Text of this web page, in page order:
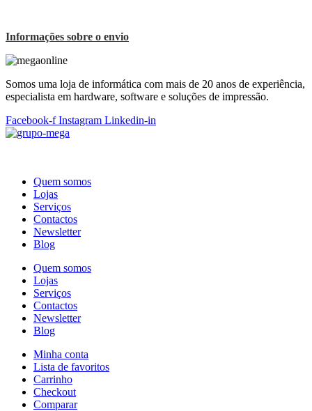
Informações sobre o envio
Somos uma loja de informática com mais de 20 anos de experiência,
especialista em hardware, software e soluções de impressão.
Facebook-f Instagram Linkedin-in
Quem somos
Lojas
Serviços
Contactos
Newsletter
Blog
Quem somos
Lojas
Serviços
Contactos
Newsletter
Blog
Minha conta
Lista de favoritos
Carrinho
Checkout
Comparar